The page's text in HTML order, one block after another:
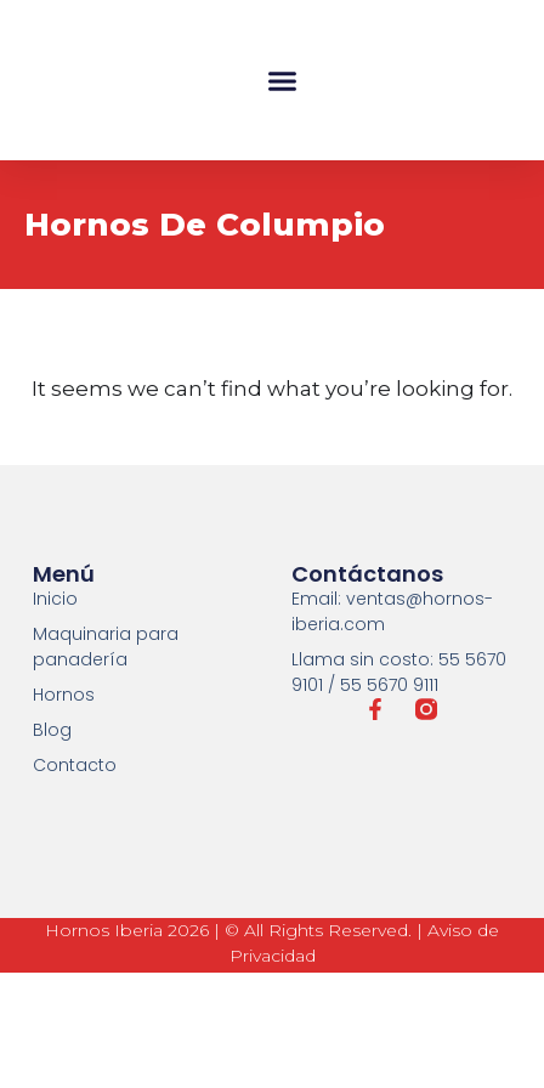
Hornos De Columpio
It seems we can’t find what you’re looking for.
Menú
Inicio
Maquinaria para
panadería
Hornos
Blog
Contacto
Contáctanos
Email: ventas@hornos-
iberia.com
Llama sin costo: 55 5670
9101 / 55 5670 9111
Hornos Iberia 2026 | © All Rights Reserved. | Aviso de
Privacidad